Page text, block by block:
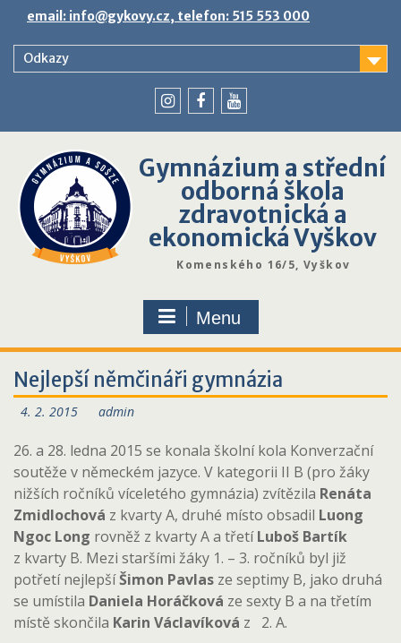
content
email: info@gykovy.cz, telefon: 515 553 000
Odkazy
Gymnázium a střední
odborná škola
zdravotnická a
ekonomická Vyškov
Komenského 16/5, Vyškov
Menu
Nejlepší němčináři gymnázia
4. 2. 2015 admin
26. a 28. ledna 2015 se konala školní kola Konverzační
soutěže v německém jazyce. V kategorii II B (pro žáky
nižších ročníků víceletého gymnázia) zvítězila Renáta
Zmidlochová z kvarty A, druhé místo obsadil Luong
Ngoc Long rovněž z kvarty A a třetíLuboš Bartík
z kvarty B. Mezi staršími žáky 1. – 3. ročníků byl již
potřetí nejlepšíŠimon Pavlas ze septimy B, jako druhá
se umístila Daniela Horáčková ze sexty B a na třetím
místě skončila Karin Václavíková z 2. A.